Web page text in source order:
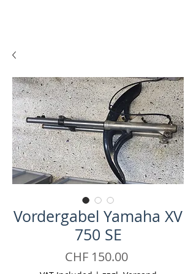
Vordergabel Yamaha XV
750 SE
CHF 150.00Price